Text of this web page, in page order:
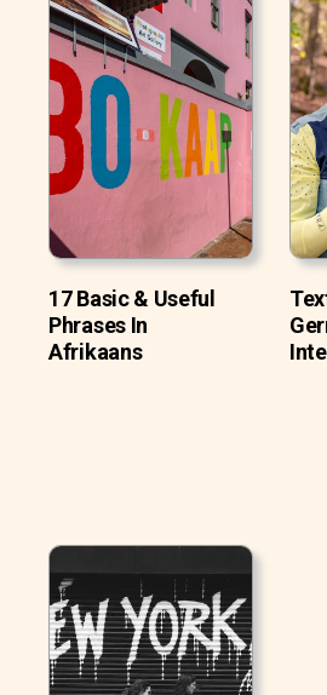
17 Basic & Useful
Phrases In
Afrikaans